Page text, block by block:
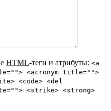
HTML-теги и атрибуты: <a
<acronym title="">
<code> <del
<strike> <strong>